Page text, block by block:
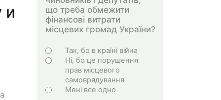
и
що треба обмежити
фінансові витрати
місцевих громад України?
Choices
Так, бо в країні війна
Ні, бо це порушення
прав місцевого
самоврядування
Мені все одно